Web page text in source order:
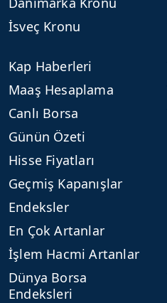
İsveç Kronu
Kap Haberleri
Maaş Hesaplama
Canlı Borsa
Günün Özeti
Hisse Fiyatları
Geçmiş Kapanışlar
Endeksler
En Çok Artanlar
İşlem Hacmi Artanlar
Dünya Borsa
Endeksleri